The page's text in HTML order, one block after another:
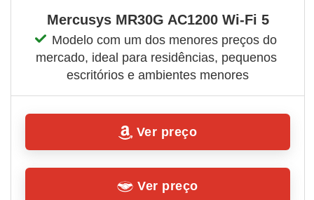
Mercusys MR30G AC1200 Wi-Fi 5
Modelo com um dos menores preços do
mercado, ideal para residências, pequenos
escritórios e ambientes menores
Ver preço
Ver preço